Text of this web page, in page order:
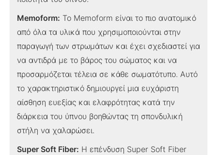
Memoform: Το Memoform είναι το πιο ανατομικό
από όλα τα υλικά που χρησιμοποιούνται στην
παραγωγή των στρωμάτων και έχει σχεδιαστεί για
να αντιδρά με το βάρος του σώματος και να
προσαρμόζεται τέλεια σε κάθε σωματότυπο. Αυτό
το χαρακτηριστικό δημιουργεί μια ευχάριστη
αίσθηση ευεξίας και ελαφρότητας κατά την
διάρκεια του ύπνου βοηθώντας τη σπονδυλική
στήλη να χαλαρώσει.
Super Soft Fiber: Η επένδυση Super Soft Fiber